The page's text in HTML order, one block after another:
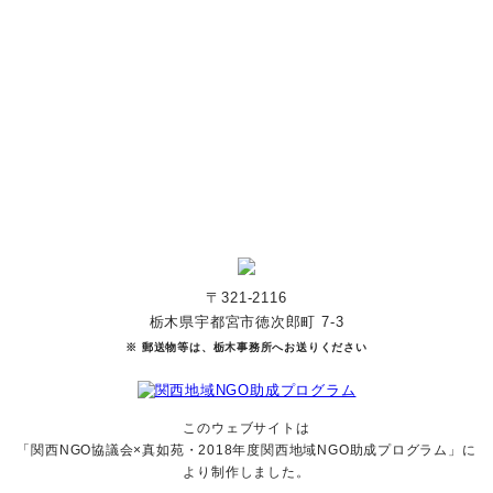
〒321-2116
栃木県宇都宮市徳次郎町 7-3
※ 郵送物等は、栃木事務所へお送りください
このウェブサイトは
「関西NGO協議会×真如苑・2018年度関西地域NGO助成プログラム」に
より制作しました。